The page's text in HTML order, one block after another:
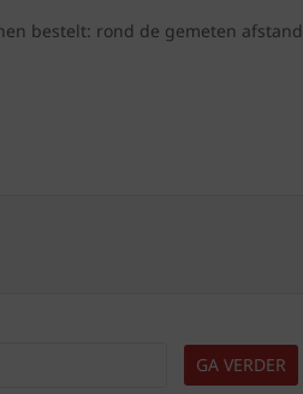
bestelt: rond de gemeten
GA VERDER